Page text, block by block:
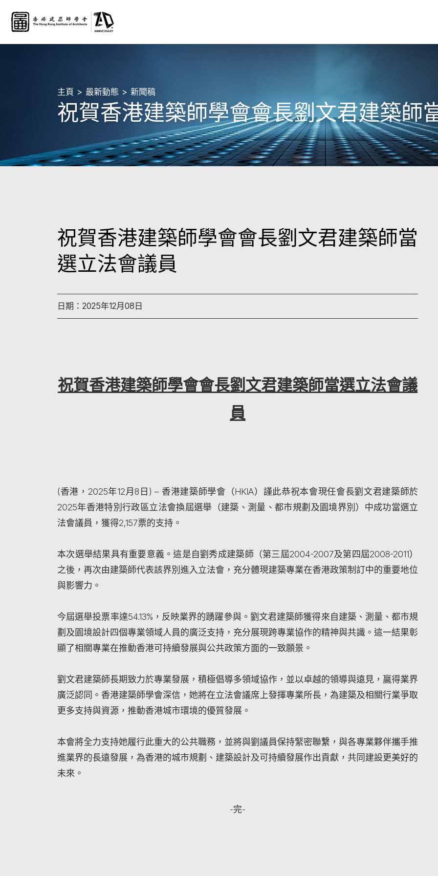
主頁 最新動態 新聞稿
祝賀香港建築師學會會長劉文君建築師
祝賀香港建築師學會會長劉文君建築師當
選立法會議員
日期：2025年12月08日
祝賀香港建築師學會會長劉文君建築師當選立法會議
員
(香港，2025年12月8日) – 香港建築師學會（HKIA）謹此恭祝本會現任會長劉文君建築師於
2025年香港特別行政區立法會換屆選舉（建築、測量、都市規劃及園境界別）中成功當選立
法會議員，獲得2,157票的支持。
本次選舉結果具有重要意義。這是自劉秀成建築師（第三屆2004-2007及第四屆2008-2011）
之後，再次由建築師代表該界別進入立法會，充分體現建築專業在香港政策制訂中的重要地位
與影響力。
今屆選舉投票率達54.13%，反映業界的踴躍參與。劉文君建築師獲得來自建築、測量、都市規
劃及園境設計四個專業領域人員的廣泛支持，充分展現跨專業協作的精神與共識。這一結果彰
顯了相關專業在推動香港可持續發展與公共政策方面的一致願景。
劉文君建築師長期致力於專業發展，積極倡導多領域協作，並以卓越的領導與遠見，贏得業界
廣泛認同。香港建築師學會深信，她將在立法會議席上發揮專業所長，為建築及相關行業爭取
更多支持與資源，推動香港城市環境的優質發展。
本會將全力支持她履行此重大的公共職務，並將與劉議員保持緊密聯繫，與各專業夥伴攜手推
進業界的長遠發展，為香港的城市規劃、建築設計及可持續發展作出貢獻，共同建設更美好的
未來。
-完-